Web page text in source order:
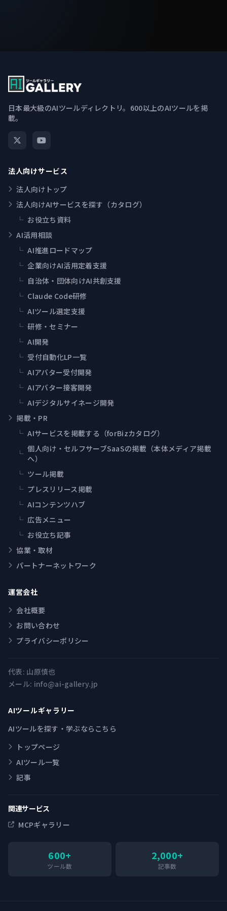
日本最大級のAIツールディレクトリ。600以上のAIツールを掲
載。
法人向けサービス
法人向けトップ
法人向けAIサービスを探す（カタログ）
└ お役立ち資料
AI活用相談
└ AI推進ロードマップ
└ 企業向けAI活用定着支援
└ 自治体・団体向けAI共創支援
└ Claude Code研修
└ AIツール選定支援
└ 研修・セミナー
└ AI開発
└ 受付自動化LP一覧
└ AIアバター受付開発
└ AIアバター接客開発
└ AIデジタルサイネージ開発
掲載・PR
└ AIサービスを掲載する（forBizカタログ）
└ 個人向け・セルフサーブSaaSの掲載（本体メディア掲載
へ）
└ ツール掲載
└ プレスリリース掲載
└ AIコンテンツハブ
└ 広告メニュー
└ お役立ち記事
協業・取材
パートナーネットワーク
運営会社
会社概要
お問い合わせ
プライバシーポリシー
代表: 山原慎也
メール: info@ai-gallery.jp
AIツールギャラリー
AIツールを探す・学ぶならこちら
トップページ
AIツール一覧
記事
関連サービス
MCPギャラリー
600+
ツール数
2,000+
記事数